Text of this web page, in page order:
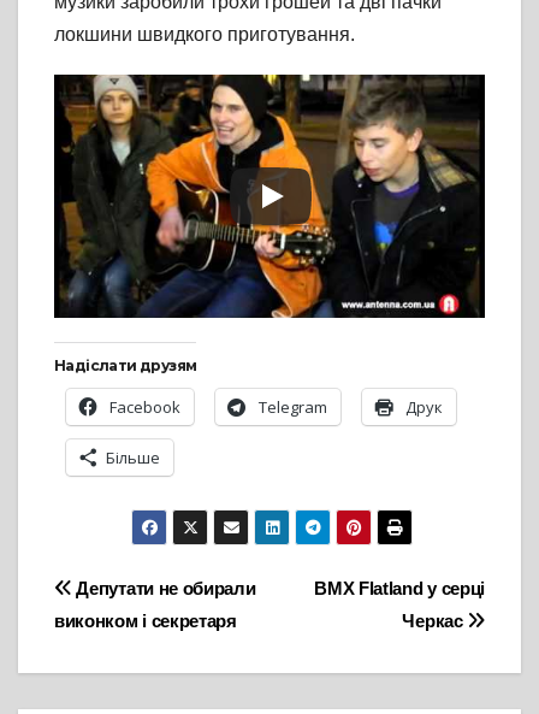
локшини швидкого приготування.
Надіслати друзям
Facebook Telegram Друк
Більше
Навігація
записів
BMX Flatland у серці
Черкас
Депутати не обирали
виконком і секретаря